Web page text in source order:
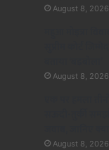
August 8, 2026
August 8, 2026
August 8, 2026